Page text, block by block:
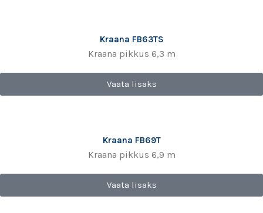
Kraana FB63TS
Kraana pikkus 6,3 m
Vaata lisaks
Kraana FB69T
Kraana pikkus 6,9 m
Vaata lisaks